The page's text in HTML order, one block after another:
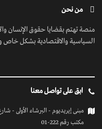
من نحن
منصة تهتم بقضايا حقوق الإنسان
السياسية والاقتصادية بشكل خاص
ابق على تواصل معنا
مبنى إيريديوم - البرشاء الأولى -
مكتب رقم 222-01